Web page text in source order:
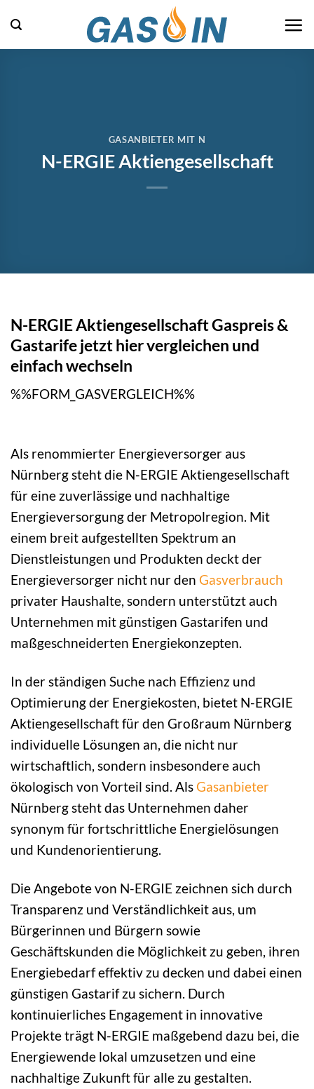
Inhalt
springen
GASANBIETER MIT N
N-ERGIE Aktiengesellschaft
N-ERGIE Aktiengesellschaft Gaspreis &
Gastarife jetzt hier vergleichen und
einfach wechseln
%%FORM_GASVERGLEICH%%
Als renommierter Energieversorger aus
Nürnberg steht die N-ERGIE Aktiengesellschaft
für eine zuverlässige und nachhaltige
Energieversorgung der Metropolregion. Mit
einem breit aufgestellten Spektrum an
Dienstleistungen und Produkten deckt der
Energieversorger nicht nur den Gasverbrauch
privater Haushalte, sondern unterstützt auch
Unternehmen mit günstigen Gastarifen und
maßgeschneiderten Energiekonzepten.
In der ständigen Suche nach Effizienz und
Optimierung der Energiekosten, bietet N-ERGIE
Aktiengesellschaft für den Großraum Nürnberg
individuelle Lösungen an, die nicht nur
wirtschaftlich, sondern insbesondere auch
ökologisch von Vorteil sind. Als Gasanbieter
Nürnberg steht das Unternehmen daher
synonym für fortschrittliche Energielösungen
und Kundenorientierung.
Die Angebote von N-ERGIE zeichnen sich durch
Transparenz und Verständlichkeit aus, um
Bürgerinnen und Bürgern sowie
Geschäftskunden die Möglichkeit zu geben, ihren
Energiebedarf effektiv zu decken und dabei einen
günstigen Gastarif zu sichern. Durch
kontinuierliches Engagement in innovative
Projekte trägt N-ERGIE maßgebend dazu bei, die
Energiewende lokal umzusetzen und eine
nachhaltige Zukunft für alle zu gestalten.